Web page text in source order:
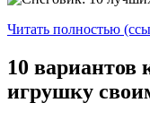
Читать полностью
10 вариантов
игрушку